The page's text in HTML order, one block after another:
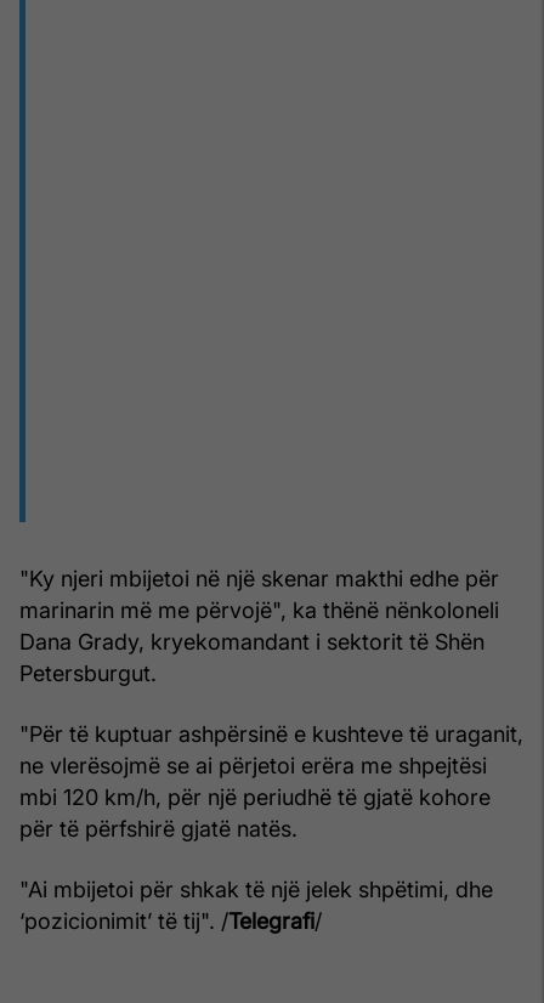
"Ky njeri mbijetoi në një skenar makthi edhe për
marinarin më me përvojë", ka thënë nënkoloneli
Dana Grady, kryekomandant i sektorit të Shën
Petersburgut.
"Për të kuptuar ashpërsinë e kushteve të uraganit,
ne vlerësojmë se ai përjetoi erëra me shpejtësi
mbi 120 km/h, për një periudhë të gjatë kohore
për të përfshirë gjatë natës.
"Ai mbijetoi për shkak të një jelek shpëtimi, dhe
‘pozicionimit’ të tij". /Telegrafi/